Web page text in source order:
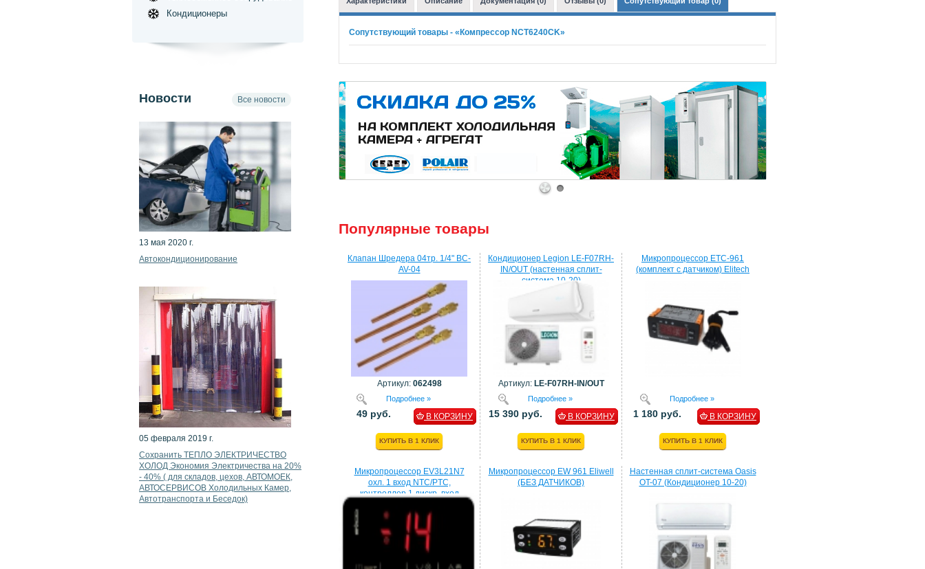
Сопутствующий товары - «Компрессор NCT6240CK»
1 2
Популярные товары
Клапан Шредера 04тр. 1/4" BC-
AV-04
Артикул: 062498
Подробнее »
49 руб. В КОРЗИНУ
КУПИТЬ В 1 КЛИК
Кондиционер Legion LE-F07RH-
IN/OUT (настенная сплит-
система 10-20)
Артикул: LE-F07RH-IN/OUT
Подробнее »
15 390 руб. В КОРЗИНУ
КУПИТЬ В 1 КЛИК
Микропроцессор ETC-961
(комплект c датчиком) Elitech
Подробнее »
1 180 руб. В КОРЗИНУ
КУПИТЬ В 1 КЛИК
Микропроцессор EV3L21N7
охл. 1 вход NTC/PTC,
контроллер 1 дискр. вход
Микропроцессор EW 961 Eliwell
(БЕЗ ДАТЧИКОВ)
Настенная сплит-система Oasis
OT-07 (Кондиционер 10-20)
Кондиционеры
Новости Все новости
13 мая 2020 г.
Автокондиционирование
05 февраля 2019 г.
Сохранить ТЕПЛО ЭЛЕКТРИЧЕСТВО
ХОЛОД Экономия Электричества на 20%
- 40% ( для складов, цехов, АВТОМОЕК,
АВТОСЕРВИСОВ Холодильных Камер,
Автотранспорта и Беседок)